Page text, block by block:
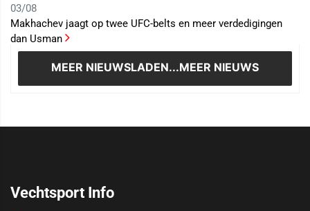
03/08
Makhachev jaagt op twee UFC-belts en meer verdedigingen
dan Usman
MEER NIEUWSLADEN...MEER NIEUWS
Vechtsport Info